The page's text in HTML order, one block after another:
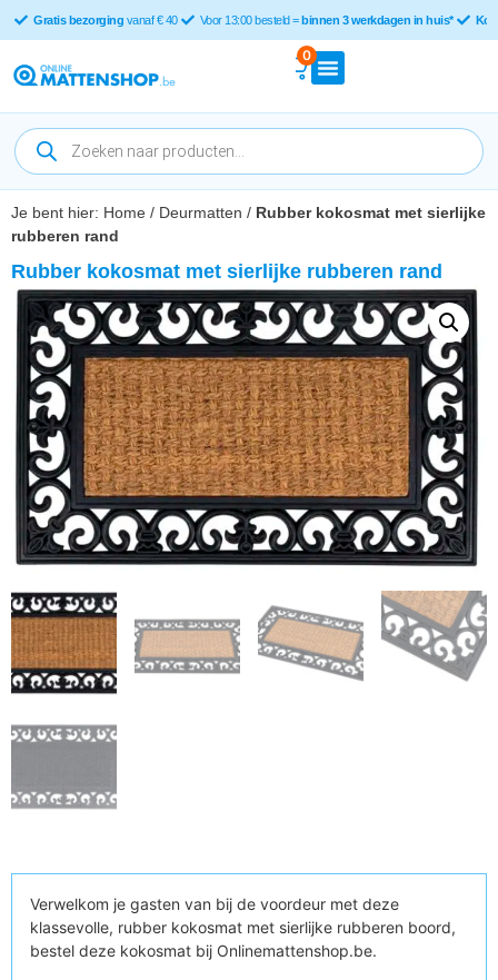
Gratis bezorging vanaf € 40 Voor 13:00 besteld =binnen 3 werkdagen in huis*
0
Je bent hier: Home / Deurmatten / Rubber kokosmat met sierlijke
rubberen rand
Rubber kokosmat met sierlijke rubberen rand
Verwelkom je gasten van bij de voordeur met deze
klassevolle, rubber kokosmat met sierlijke rubberen boord,
bestel deze kokosmat bij Onlinemattenshop.be.